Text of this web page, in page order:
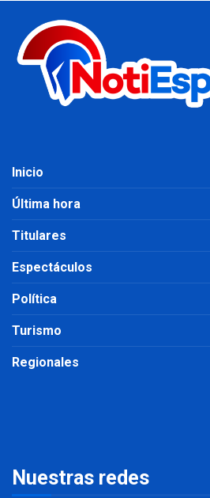
Inicio
Última hora
Titulares
Espectáculos
Política
Turismo
Regionales
Nuestras redes